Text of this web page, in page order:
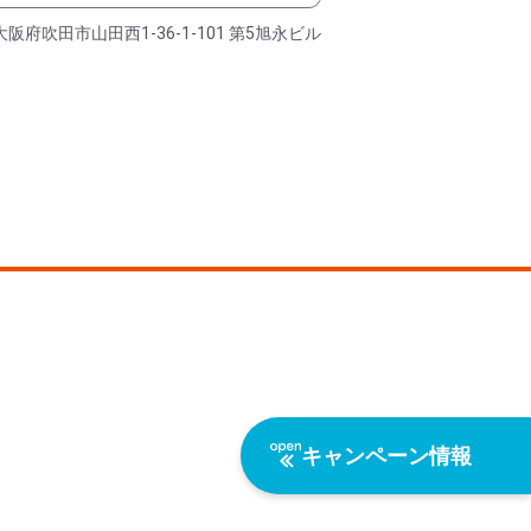
キャンペーン情報
阪府吹田市山田西1-36-1-101 第5旭永ビル